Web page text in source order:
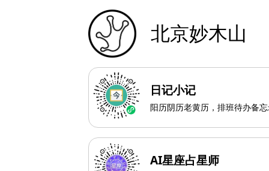
北京妙木山
日记小记
阳历阴历老黄历，排班待办备
AI星座占星师